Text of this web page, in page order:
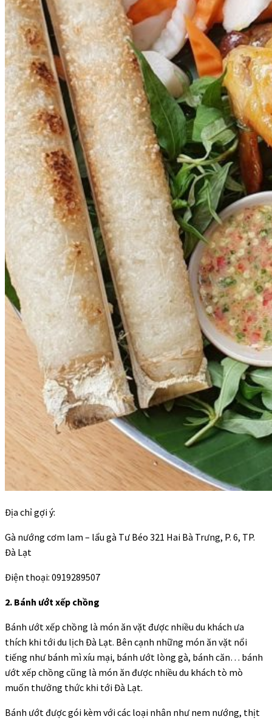
Địa chỉ gợi ý:
Gà nướng cơm lam – lẩu gà Tư Béo 321 Hai Bà Trưng, P. 6, TP.
Đà Lạt
Điện thoại: 0919289507
2. Bánh ướt xếp chồng
Bánh ướt xếp chồng là món ăn vặt được nhiều du khách ưa
thích khi tới du lịch Đà Lạt. Bên cạnh những món ăn vặt nổi
tiếng như bánh mì xíu mại, bánh ướt lòng gà, bánh căn… bánh
ướt xếp chồng cũng là món ăn được nhiều du khách tò mò
muốn thưởng thức khi tới Đà Lạt.
Bánh ướt được gói kèm với các loại nhân như nem nướng, thịt